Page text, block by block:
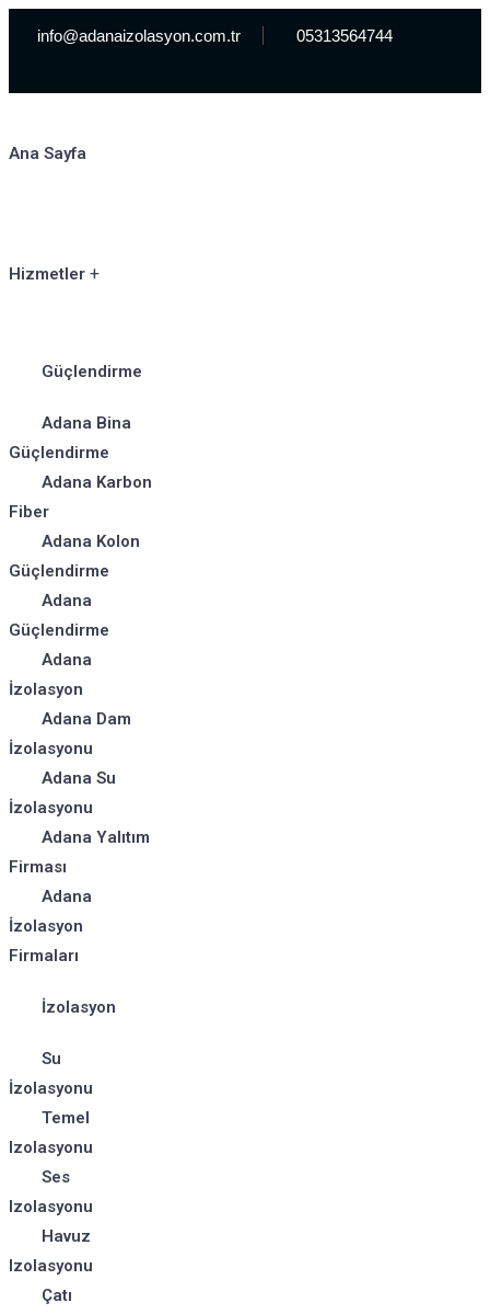
info@adanaizolasyon.com.tr 05313564744
Ana Sayfa
Hizmetler
Güçlendirme
Adana Bina
Güçlendirme
Adana Karbon
Fiber
Adana Kolon
Güçlendirme
Adana
Güçlendirme
Adana
İzolasyon
Adana Dam
İzolasyonu
Adana Su
İzolasyonu
Adana Yalıtım
Firması
Adana
İzolasyon
Firmaları
İzolasyon
Su
İzolasyonu
Temel
Izolasyonu
Ses
Izolasyonu
Havuz
Izolasyonu
Çatı